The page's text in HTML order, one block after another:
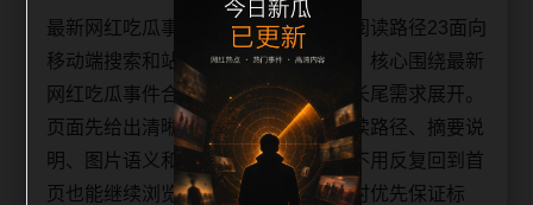
最新网红吃瓜事件合集投稿入口专题阅读路径23面向
移动端搜索和站内连续阅读场景整理，核心围绕最新
网红吃瓜事件合集、投稿入口和相关长尾需求展开。
页面先给出清晰主题，再补充专题阅读路径、摘要说
明、图片语义和可点击入口，让用户不用反复回到首
页也能继续浏览同类内容。每日更新时优先保证标